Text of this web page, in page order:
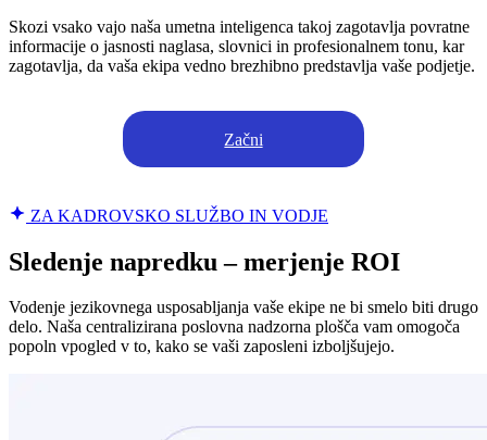
Skozi vsako vajo naša umetna inteligenca takoj zagotavlja povratne
informacije o jasnosti naglasa, slovnici in profesionalnem tonu, kar
zagotavlja, da vaša ekipa vedno brezhibno predstavlja vaše podjetje.
Začni
ZA KADROVSKO SLUŽBO IN VODJE
Sledenje napredku – merjenje ROI
Vodenje jezikovnega usposabljanja vaše ekipe ne bi smelo biti drugo
delo. Naša centralizirana poslovna nadzorna plošča vam omogoča
popoln vpogled v to, kako se vaši zaposleni izboljšujejo.